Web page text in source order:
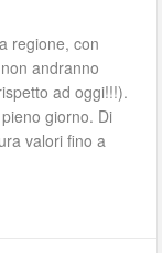
regione, con
andranno
ad oggi!!!).
giorno. Di
valori fino a